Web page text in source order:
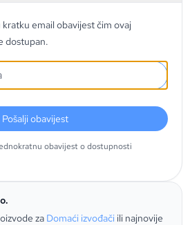
email obavijest čim ovaj
dostupan.
Pošalji obavijest
obavijest o dostupnosti
za Domaći izvođači ili najnovije